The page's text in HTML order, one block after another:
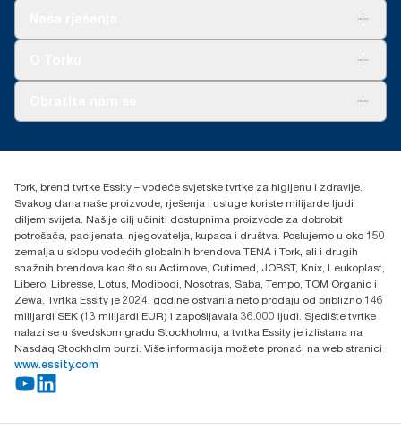
+385 913 900 004
H-1021 Budapest
Budakeszi út 51.
Tork, brend tvrtke Essity – vodeće svjetske tvrtke za higijenu i zdravlje.
Svakog dana naše proizvode, rješenja i usluge koriste milijarde ljudi
diljem svijeta. Naš je cilj učiniti dostupnima proizvode za dobrobit
potrošača, pacijenata, njegovatelja, kupaca i društva. Poslujemo u oko 150
zemalja u sklopu vodećih globalnih brendova TENA i Tork, ali i drugih
snažnih brendova kao što su Actimove, Cutimed, JOBST, Knix, Leukoplast,
Libero, Libresse, Lotus, Modibodi, Nosotras, Saba, Tempo, TOM Organic i
Zewa. Tvrtka Essity je 2024. godine ostvarila neto prodaju od približno 146
milijardi SEK (13 milijardi EUR) i zapošljavala 36.000 ljudi. Sjedište tvrtke
nalazi se u švedskom gradu Stockholmu, a tvrtka Essity je izlistana na
Nasdaq Stockholm burzi. Više informacija možete pronaći na web stranici
www.essity.com